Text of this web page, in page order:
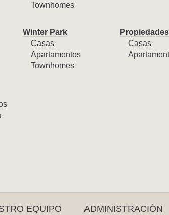
Townhomes
Winter Park
Casas
Apartamentos
Townhomes
Casas
EQUIPO ADMINISTRACIÓN